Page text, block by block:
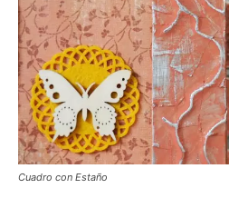
Cuadro con Estaño